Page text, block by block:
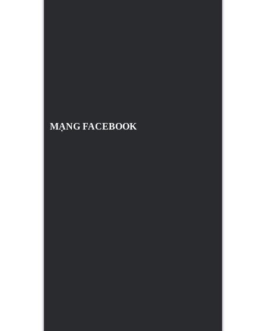
MẠNG FACEBOOK